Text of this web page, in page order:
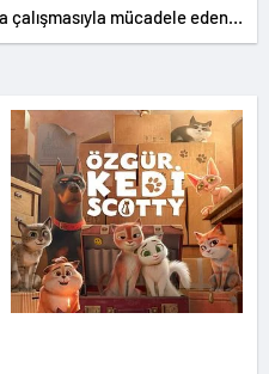
çalışmasıyla mücadele eden
hikayesini konu ediyor.